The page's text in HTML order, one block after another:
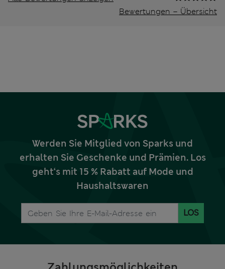
Bewertungen – Übersicht
Werden Sie Mitglied von Sparks und
erhalten Sie Geschenke und Prämien. Los
geht‘s mit 15 % Rabatt auf Mode und
Haushaltswaren
LOS